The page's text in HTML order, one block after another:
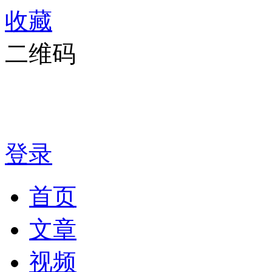
收藏
二维码
登录
首页
文章
视频